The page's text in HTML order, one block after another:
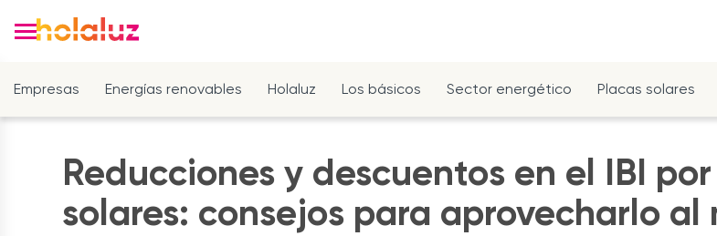
Empresas Energías renovables Holaluz Los básicos Sector energético Placas solares
Reducciones y descuentos en el IBI
solares: consejos para aprovecharlo al